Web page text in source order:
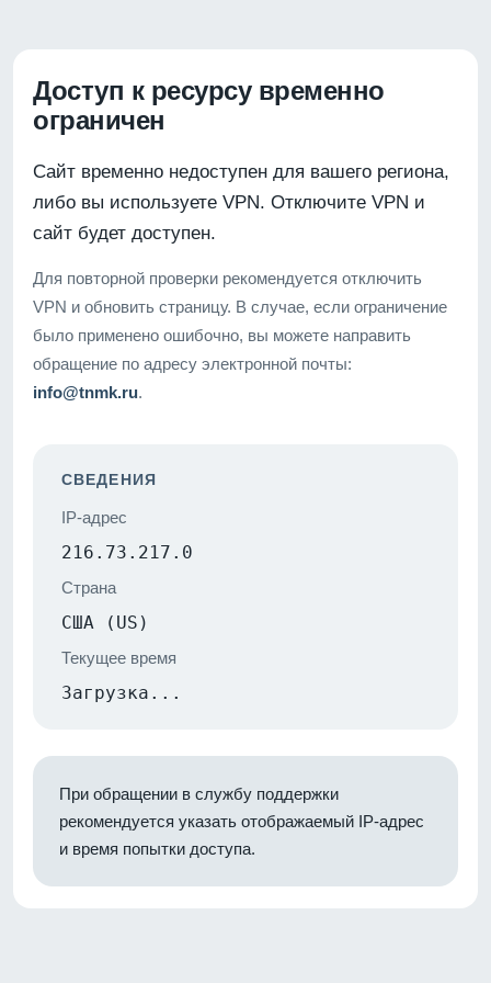
Доступ к ресурсу временно
ограничен
Сайт временно недоступен для вашего региона,
либо вы используете VPN. Отключите VPN и
сайт будет доступен.
Для повторной проверки рекомендуется отключить
VPN и обновить страницу. В случае, если ограничение
было применено ошибочно, вы можете направить
обращение по адресу электронной почты:
info@tnmk.ru.
СВЕДЕНИЯ
IP-адрес
216.73.217.0
Страна
США (US)
Текущее время
Загрузка...
При обращении в службу поддержки
рекомендуется указать отображаемый IP-адрес
и время попытки доступа.